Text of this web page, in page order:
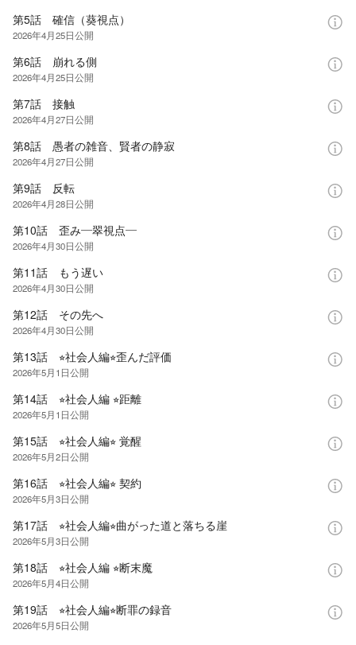
第5話 確信（葵視点）
2026年4月25日公開
第6話 崩れる側
2026年4月25日公開
第7話 接触
2026年4月27日公開
第8話 愚者の雑音、賢者の静寂
2026年4月27日公開
第9話 反転
2026年4月28日公開
第10話 歪み―翠視点―
2026年4月30日公開
第11話 もう遅い
2026年4月30日公開
第12話 その先へ
2026年4月30日公開
第13話 ⭐︎社会人編⭐︎歪んだ評価
2026年5月1日公開
第14話 ⭐︎社会人編 ⭐︎距離
2026年5月1日公開
第15話 ⭐︎社会人編⭐︎ 覚醒
2026年5月2日公開
第16話 ⭐︎社会人編⭐︎ 契約
2026年5月3日公開
第17話 ⭐︎社会人編⭐︎曲がった道と落ちる崖
2026年5月3日公開
第18話 ⭐︎社会人編 ⭐︎断末魔
2026年5月4日公開
第19話 ⭐︎社会人編⭐︎断罪の録音
2026年5月5日公開